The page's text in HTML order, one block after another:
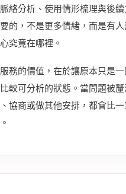
絡分析、使用情形梳理與後
的，不是更多情緒，而是有
究竟在哪裡。
務的價值，在於讓原本只是一
較可分析的狀態。當問題被
協商或做其他安排，都會比